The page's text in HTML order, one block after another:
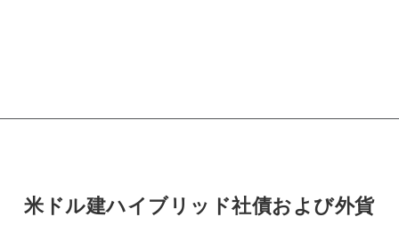
米ドル建ハイブリッド社債および外貨